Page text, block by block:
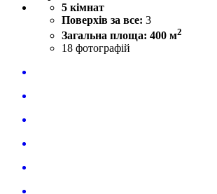
5 кімнат
Поверхів за все: 3
Загальна площа: 400 м2
18 фотографій